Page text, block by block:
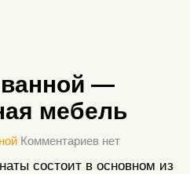
—
мебель
Комментариев нет
состоит в основном из